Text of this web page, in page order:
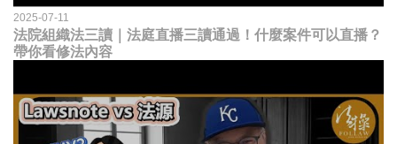
2025-07-11
法院組織法三讀｜法庭直播三讀通過！什麼案件可以直播？
帶你看修法內容